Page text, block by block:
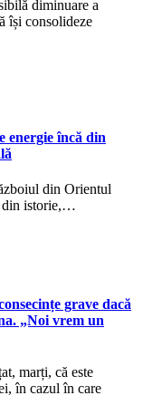
diminuare a
își consolideze
energie încă din
din Orientul
din istorie,…
grave dacă
„Noi vrem un
marți, că este
în cazul în care